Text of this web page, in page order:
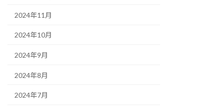
2024年11月
2024年10月
2024年9月
2024年8月
2024年7月